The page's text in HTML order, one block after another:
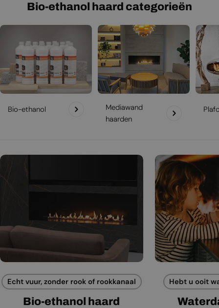
Bio-ethanol haard categorieën
Bio-ethanol
Mediawand
haarden
Echt vuur, zonder rook of rookkanaal
Bio-ethanol haard
Hebt u ooit